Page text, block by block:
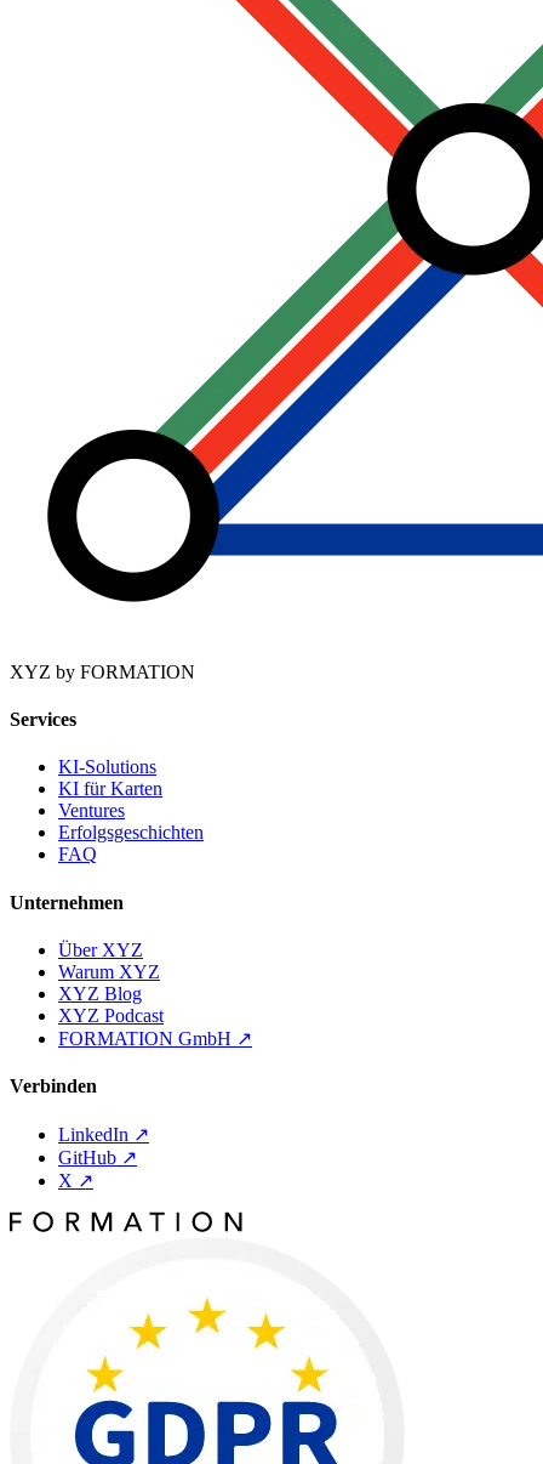
XYZ by FORMATION
Services
KI-Solutions
KI für Karten
Ventures
Erfolgsgeschichten
FAQ
Unternehmen
Über XYZ
Warum XYZ
XYZ Blog
XYZ Podcast
FORMATION GmbH ↗
Verbinden
LinkedIn ↗
GitHub ↗
X ↗